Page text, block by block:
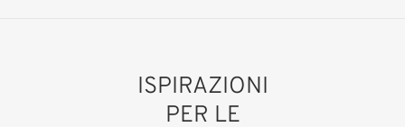
ISPIRAZIONI
PER LE